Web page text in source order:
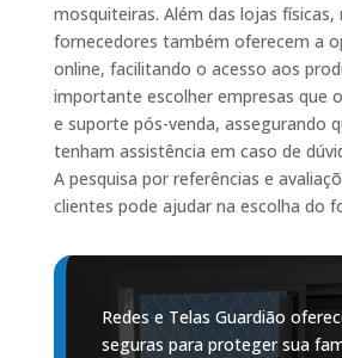
mosquiteiras. Além das lojas físicas,
fornecedores também oferecem a
online, facilitando o acesso aos
importante escolher empresas que
e suporte pós-venda, assegurando
tenham assistência em caso de
A pesquisa por referências e
clientes pode ajudar na escolha do
Redes e Telas Guardião
seguras para proteger sua